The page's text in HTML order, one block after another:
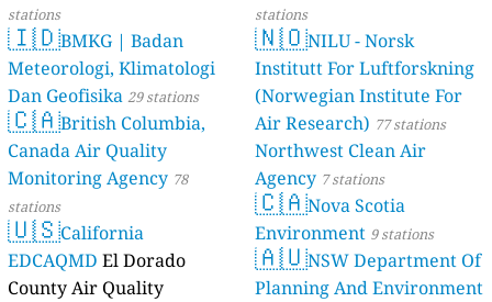
stations
🇮🇩BMKG | Badan
Meteorologi, Klimatologi
Dan Geofisika 29 stations
🇨🇦British Columbia,
Canada Air Quality
Monitoring Agency 78
stations
🇺🇸California
EDCAQMD El Dorado
County Air Quality
stations
🇳🇴NILU - Norsk
Institutt For Luftforskning
(Norwegian Institute For
Air Research) 77 stations
Northwest Clean Air
Agency 7 stations
🇨🇦Nova Scotia
Environment 9 stations
🇦🇺NSW Department Of
Planning And Environment